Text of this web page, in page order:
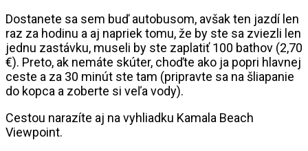
Dostanete sa sem buď autobusom, avšak ten jazdí len
raz za hodinu a aj napriek tomu, že by ste sa zviezli len
jednu zastávku, museli by ste zaplatiť 100 bathov (2,70
€). Preto, ak nemáte skúter, choďte ako ja popri hlavnej
ceste a za 30 minút ste tam (pripravte sa na šliapanie
do kopca a zoberte si veľa vody).
Cestou narazíte aj na vyhliadku Kamala Beach
Viewpoint.